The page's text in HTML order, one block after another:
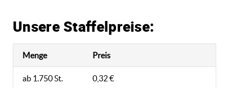
Unsere Staffelpreise:
Menge Preis
ab 1.750 St. 0,32 €